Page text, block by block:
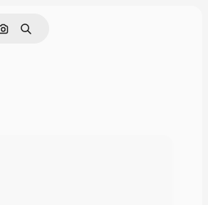
Cerca per immagine
Ricerca